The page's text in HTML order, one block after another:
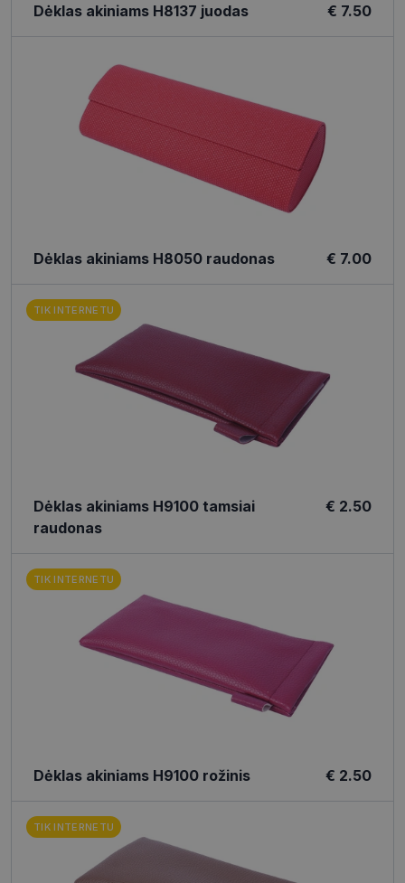
Dėklas akiniams H8137 juodas € 7.50
Dėklas akiniams H8050 raudonas € 7.00
TIK INTERNETU
Dėklas akiniams H9100 tamsiai
raudonas
€ 2.50
TIK INTERNETU
Dėklas akiniams H9100 rožinis € 2.50
TIK INTERNETU